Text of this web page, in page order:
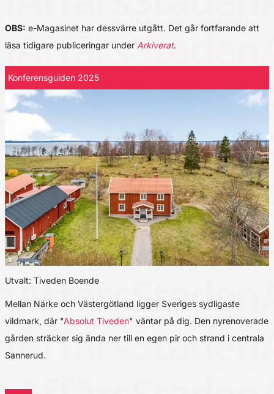
OBS: e-Magasinet har dessvärre utgått. Det går fortfarande att
läsa tidigare publiceringar under Arkiverat.
Konferensguiden 2025
Utvalt: Tiveden Boende
Mellan Närke och Västergötland ligger Sveriges sydligaste
vildmark, där "Absolut Tiveden" väntar på dig. Den nyrenoverade
gården sträcker sig ända ner till en egen pir och strand i centrala
Sannerud.